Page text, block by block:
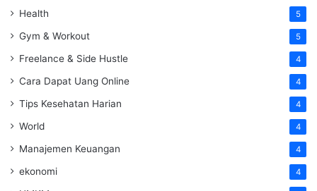
Health 5
Gym & Workout 5
Freelance & Side Hustle 4
Cara Dapat Uang Online 4
Tips Kesehatan Harian 4
World 4
Manajemen Keuangan 4
ekonomi 4